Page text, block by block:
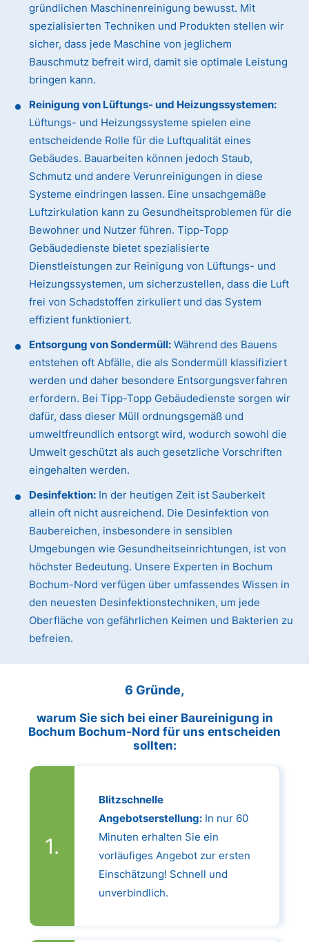
gründlichen Maschinenreinigung bewusst. Mit
spezialisierten Techniken und Produkten stellen wir
sicher, dass jede Maschine von jeglichem
Bauschmutz befreit wird, damit sie optimale Leistung
bringen kann.
Reinigung von Lüftungs- und Heizungssystemen:
Lüftungs- und Heizungssysteme spielen eine
entscheidende Rolle für die Luftqualität eines
Gebäudes. Bauarbeiten können jedoch Staub,
Schmutz und andere Verunreinigungen in diese
Systeme eindringen lassen. Eine unsachgemäße
Luftzirkulation kann zu Gesundheitsproblemen für die
Bewohner und Nutzer führen. Tipp-Topp
Gebäudedienste bietet spezialisierte
Dienstleistungen zur Reinigung von Lüftungs- und
Heizungssystemen, um sicherzustellen, dass die Luft
frei von Schadstoffen zirkuliert und das System
effizient funktioniert.
Entsorgung von Sondermüll: Während des Bauens
entstehen oft Abfälle, die als Sondermüll klassifiziert
werden und daher besondere Entsorgungsverfahren
erfordern. Bei Tipp-Topp Gebäudedienste sorgen wir
dafür, dass dieser Müll ordnungsgemäß und
umweltfreundlich entsorgt wird, wodurch sowohl die
Umwelt geschützt als auch gesetzliche Vorschriften
eingehalten werden.
Desinfektion: In der heutigen Zeit ist Sauberkeit
allein oft nicht ausreichend. Die Desinfektion von
Baubereichen, insbesondere in sensiblen
Umgebungen wie Gesundheitseinrichtungen, ist von
höchster Bedeutung. Unsere Experten in Bochum
Bochum-Nord verfügen über umfassendes Wissen in
den neuesten Desinfektionstechniken, um jede
Oberfläche von gefährlichen Keimen und Bakterien zu
befreien.
6 Gründe,
warum Sie sich bei einer Baureinigung in
Bochum Bochum-Nord für uns entscheiden
sollten:
Blitzschnelle
Angebotserstellung:In nur 60
Minuten erhalten Sie ein
vorläufiges Angebot zur ersten
Einschätzung! Schnell und
unverbindlich.